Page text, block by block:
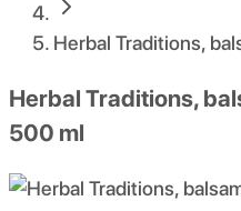
Herbal Traditions,
Herbal Traditions,
500 ml